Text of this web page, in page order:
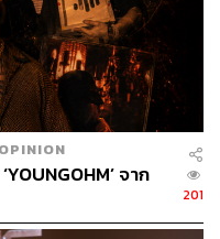
ตลอด แต่มันเป็นการ
ตคืออะไร ตอนนั้นพ่อแม่
การเรียนคือสิ่งที่ดีเราก็
ไม่ชัด แค่เริ่มฟังเพลง
เพลงเป็นอาชีพ
สายไหนต่อ ซึ่งภาพใน
ก่งอะครับ (หัวเราะ)
OPINION
จาก
201